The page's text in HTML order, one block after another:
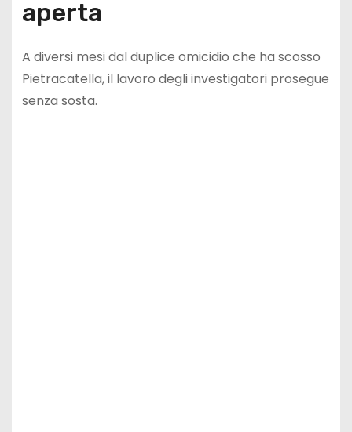
aperta
A diversi mesi dal duplice omicidio che ha scosso
Pietracatella, il lavoro degli investigatori prosegue
senza sosta.